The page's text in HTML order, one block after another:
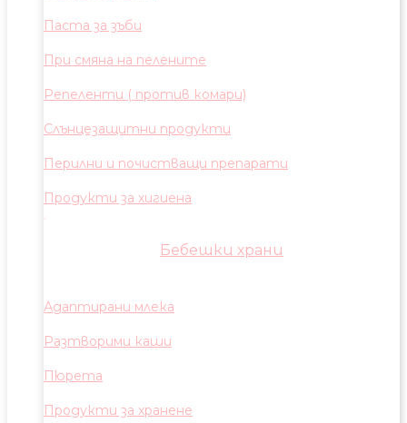
Паста за зъби
При смяна на пелените
Репеленти ( против комари)
Слънцезащитни продукти
Перилни и почистващи препарати
Продукти за хигиена
Бебешки храни
Адаптирани млека
Разтворими каши
Пюрета
Продукти за хранене